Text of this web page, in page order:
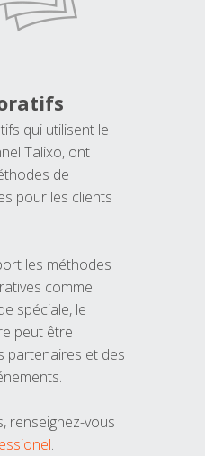
qui utilisent le
Talixo, ont
de
pour les clients
les méthodes
comme
spéciale, le
peut être
partenaires et des
renseignez-vous
.